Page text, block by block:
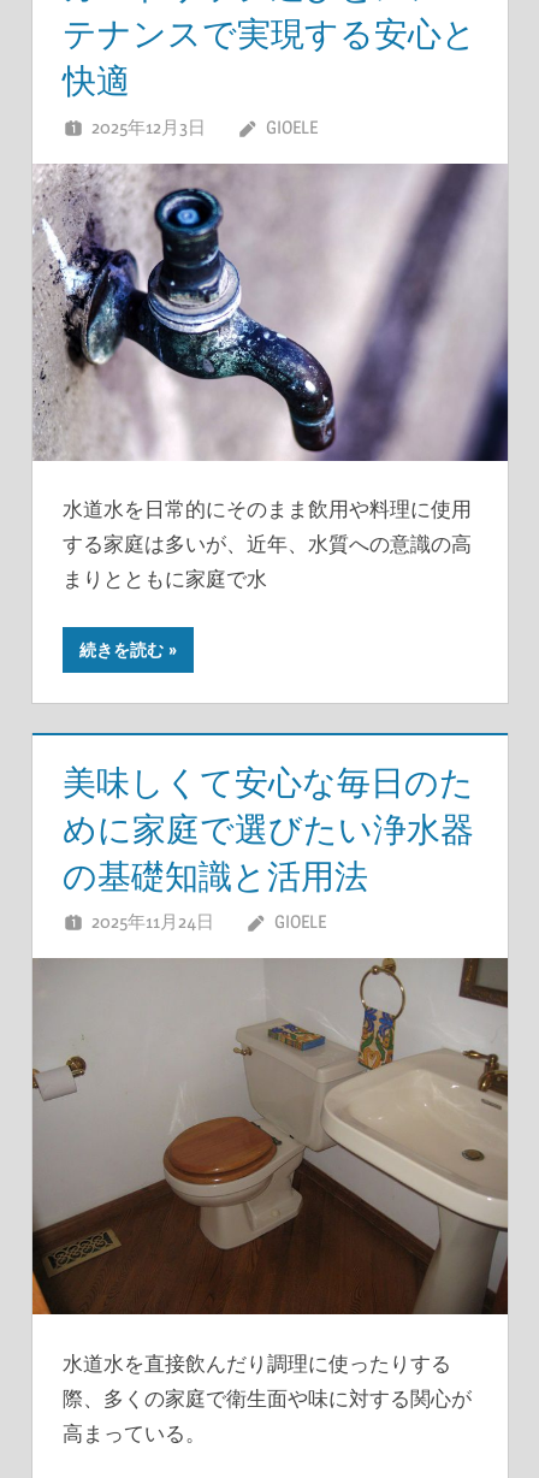
テナンスで実現する安心と
快適
2025年12月3日 GIOELE
水道水を日常的にそのまま飲用や料理に使用
する家庭は多いが、近年、水質への意識の高
まりとともに家庭で水
続きを読む
美味しくて安心な毎日のた
めに家庭で選びたい浄水器
の基礎知識と活用法
2025年11月24日 GIOELE
水道水を直接飲んだり調理に使ったりする
際、多くの家庭で衛生面や味に対する関心が
高まっている。